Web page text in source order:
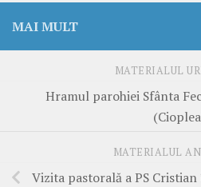
MAI MULT
MATERIALUL
Hramul parohiei Sfânta
MATERIALUL
Vizita pastorală a PS